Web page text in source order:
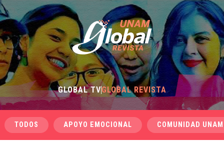
GLOBAL TVGLOBAL REVISTA
TODOS APOYO EMOCIONAL COMUNIDAD UNAM